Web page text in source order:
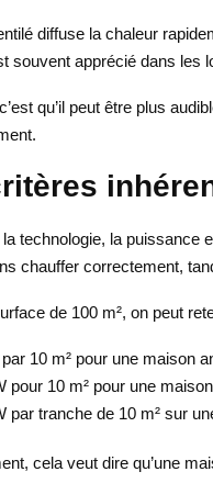
diffuse la chaleur
souvent apprécié dans les
qu’il peut être plus
technologie, la puissance
chauffer correctement,
de 100 m², on peut
10 m² pour une maison
pour 10 m² pour une
par tranche de 10 m² sur
cela veut dire qu’une